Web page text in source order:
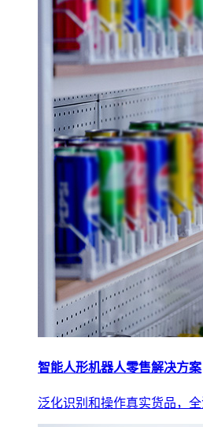
智能人形机器人零售解决方案
泛化识别和操作真实货品，全